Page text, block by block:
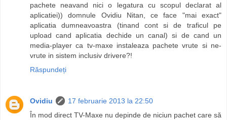
pachete neavand nici o legatura cu scopul declarat al
aplicatiei)) domnule Ovidiu Nitan, ce face "mai exact"
aplicatia dumneavoastra (tinand cont si de traficul pe
upload cand aplicatia dechide un canal) si de cand un
media-player ca tv-maxe instaleaza pachete vrute si ne-
vrute in sistem inclusiv drivere?!
Răspundeți
Ovidiu
17 februarie 2013 la 22:50
În mod direct TV-Maxe nu depinde de niciun pachet care să